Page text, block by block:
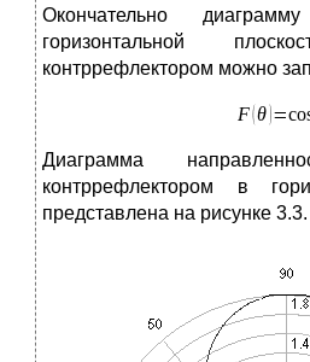
Окончательно
горизонтальной
контррефлектором можно
Диаграмма
контррефлектором в
представлена на рисунке 3.3.